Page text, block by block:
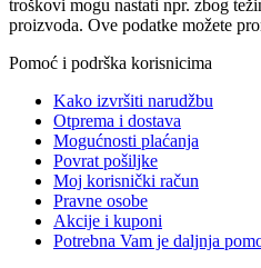
troškovi mogu nastati npr. zbog
proizvoda. Ove podatke možete
Pomoć i podrška korisnicima
Kako izvršiti narudžbu
Otprema i dostava
Mogućnosti plaćanja
Povrat pošiljke
Moj korisnički račun
Pravne osobe
Akcije i kuponi
Potrebna Vam je daljnja